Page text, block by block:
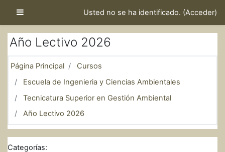
Usted no se ha identificado. (Acceder)
Año Lectivo 2026
Página Principal
Cursos
Escuela de Ingenieria y Ciencias Ambientales
Tecnicatura Superior en Gestión Ambiental
Año Lectivo 2026
Categorías: